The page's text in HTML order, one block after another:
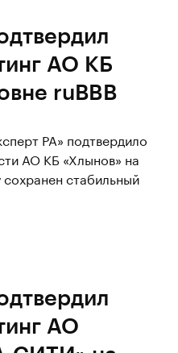
АО КБ
ruВBB
РА» подтвердило
АО КБ «Хлынов» на
стабильный
АО